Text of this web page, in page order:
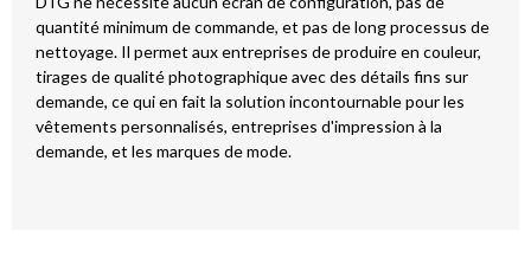
quantité minimum de commande, et pas de long processus de
nettoyage. Il permet aux entreprises de produire en couleur,
tirages de qualité photographique avec des détails fins sur
demande, ce qui en fait la solution incontournable pour les
vêtements personnalisés, entreprises d'impression à la
demande, et les marques de mode.